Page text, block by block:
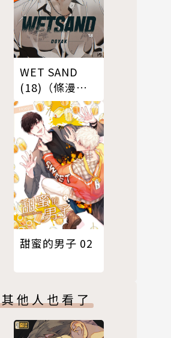
WET SAND
(18)（條漫
版）
甜蜜的男子 02
其他人也看了